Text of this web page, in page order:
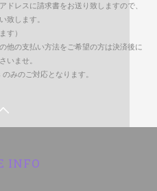
ドレスに請求書をお送り致しますので、
致します。
す）
他の支払い方法をご希望の方は決済後に
いませ。
みのご対応となります。
INFO